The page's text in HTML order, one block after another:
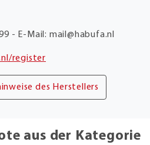
- E-Mail: mail@habufa.nl
register
des Herstellers
aus der Kategorie